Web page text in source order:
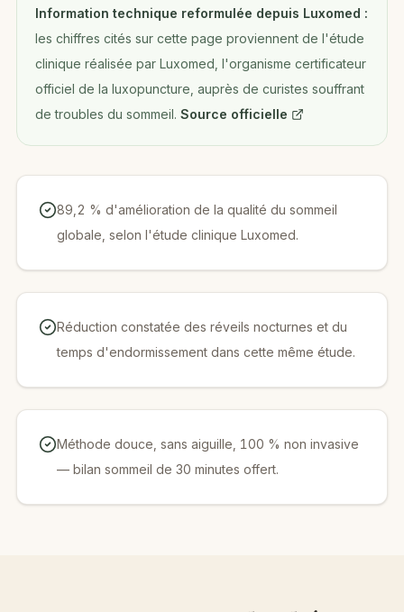
Information technique reformulée depuis Luxomed :
les chiffres cités sur cette page proviennent de l'étude
clinique réalisée par Luxomed, l'organisme certificateur
officiel de la luxopuncture, auprès de curistes souffrant
de troubles du sommeil. Source officielle
89,2 % d'amélioration de la qualité du sommeil
globale, selon l'étude clinique Luxomed.
Réduction constatée des réveils nocturnes et du
temps d'endormissement dans cette même étude.
Méthode douce, sans aiguille, 100 % non invasive
— bilan sommeil de 30 minutes offert.